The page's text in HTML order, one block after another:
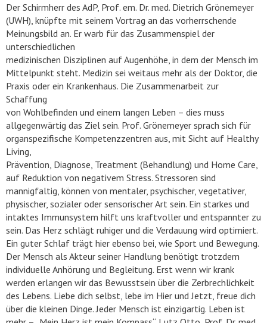
Der Schirmherr des AdP, Prof. em. Dr. med. Dietrich Grönemeyer
(UWH), knüpfte mit seinem Vortrag an das vorherrschende
Meinungsbild an. Er warb für das Zusammenspiel der
unterschiedlichen
medizinischen Disziplinen auf Augenhöhe, in dem der Mensch im
Mittelpunkt steht. Medizin sei weitaus mehr als der Doktor, die
Praxis oder ein Krankenhaus. Die Zusammenarbeit zur
Schaffung
von Wohlbefinden und einem langen Leben – dies muss
allgegenwärtig das Ziel sein. Prof. Grönemeyer sprach sich für
organspezifische Kompetenzzentren aus, mit Sicht auf Healthy
Living,
Prävention, Diagnose, Treatment (Behandlung) und Home Care,
auf Reduktion von negativem Stress. Stressoren sind
mannigfaltig, können von mentaler, psychischer, vegetativer,
physischer, sozialer oder sensorischer Art sein. Ein starkes und
intaktes Immunsystem hilft uns kraftvoller und entspannter zu
sein. Das Herz schlägt ruhiger und die Verdauung wird optimiert.
Ein guter Schlaf trägt hier ebenso bei, wie Sport und Bewegung.
Der Mensch als Akteur seiner Handlung benötigt trotzdem
individuelle Anhörung und Begleitung. Erst wenn wir krank
werden erlangen wir das Bewusstsein über die Zerbrechlichkeit
des Lebens. Liebe dich selbst, lebe im Hier und Jetzt, freue dich
über die kleinen Dinge. Jeder Mensch ist einzigartig. Leben ist